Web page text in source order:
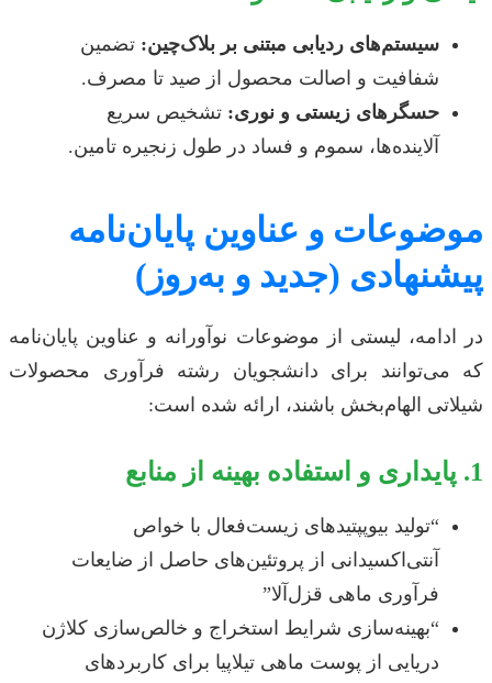
سیستم‌های ردیابی مبتنی بر بلاک‌چین: تضمین
شفافیت و اصالت محصول از صید تا مصرف.
حسگرهای زیستی و نوری: تشخیص سریع
آلاینده‌ها، سموم و فساد در طول زنجیره تامین.
موضوعات و عناوین پایان‌نامه
پیشنهادی (جدید و به‌روز)
در ادامه، لیستی از موضوعات نوآورانه و عناوین پایان‌نامه
که می‌توانند برای دانشجویان رشته فرآوری محصولات
شیلاتی الهام‌بخش باشند، ارائه شده است:
1. پایداری و استفاده بهینه از منابع
“تولید بیوپپتیدهای زیست‌فعال با خواص
آنتی‌اکسیدانی از پروتئین‌های حاصل از ضایعات
فرآوری ماهی قزل‌آلا”
“بهینه‌سازی شرایط استخراج و خالص‌سازی کلاژن
دریایی از پوست ماهی تیلاپیا برای کاربردهای